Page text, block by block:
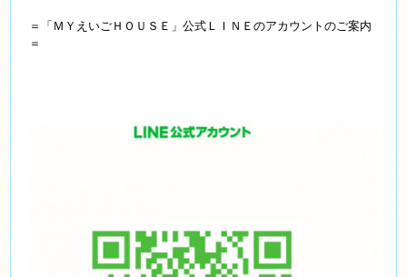
＝「ＭＹえいごＨＯＵＳＥ」公式ＬＩＮＥのアカウントのご案内
＝